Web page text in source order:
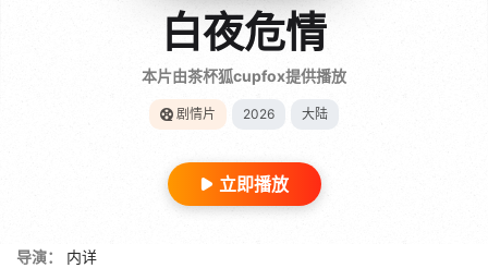
白夜危情
本片由茶杯狐cupfox提供播放
剧情片 2026 大陆
立即播放
导演：
内详